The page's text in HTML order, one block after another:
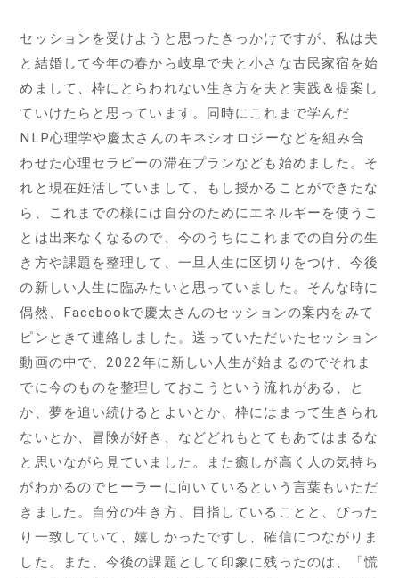
セッションを受けようと思ったきっかけですが、私は夫
と結婚して今年の春から岐阜で夫と小さな古民家宿を始
めまして、枠にとらわれない生き方を夫と実践＆提案し
ていけたらと思っています。同時にこれまで学んだ
NLP心理学や慶太さんのキネシオロジーなどを組み合
わせた心理セラピーの滞在プランなども始めました。そ
れと現在妊活していまして、もし授かることができたな
ら、これまでの様には自分のためにエネルギーを使うこ
とは出来なくなるので、今のうちにこれまでの自分の生
き方や課題を整理して、一旦人生に区切りをつけ、今後
の新しい人生に臨みたいと思っていました。そんな時に
偶然、Facebookで慶太さんのセッションの案内をみて
ピンときて連絡しました。送っていただいたセッション
動画の中で、2022年に新しい人生が始まるのでそれま
でに今のものを整理しておこうという流れがある、と
か、夢を追い続けるとよいとか、枠にはまって生きられ
ないとか、冒険が好き、などどれもとてもあてはまるな
と思いながら見ていました。また癒しが高く人の気持ち
がわかるのでヒーラーに向いているという言葉もいただ
きました。自分の生き方、目指していることと、ぴった
り一致していて、嬉しかったですし、確信につながりま
した。また、今後の課題として印象に残ったのは、「慌